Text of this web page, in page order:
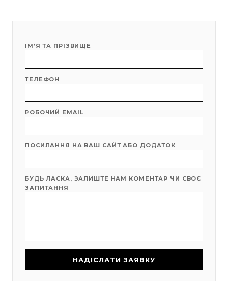
ІМʼЯ ТА ПРІЗВИЩЕ
ТЕЛЕФОН
РОБОЧИЙ EMAIL
ПОСИЛАННЯ НА ВАШ САЙТ АБО ДОДАТОК
БУДЬ ЛАСКА, ЗАЛИШТЕ НАМ КОМЕНТАР ЧИ СВОЄ
ЗАПИТАННЯ